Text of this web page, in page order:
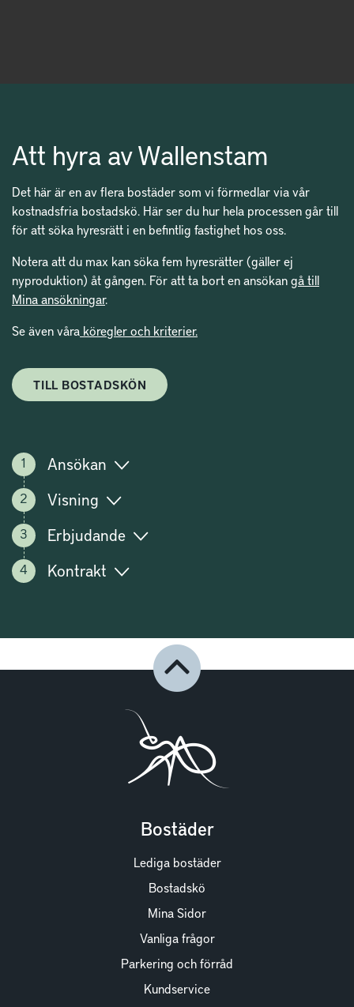
Att hyra av Wallenstam
Det här är en av flera bostäder som vi förmedlar via vår
kostnadsfria bostadskö. Här ser du hur hela processen går till
för att söka hyresrätt i en befintlig fastighet hos oss.
Notera att du max kan söka fem hyresrätter (gäller ej
nyproduktion) åt gången. För att ta bort en ansökangå till
Mina ansökningar.
Se även våra köregler och kriterier.
TILL BOSTADSKÖN
Ansökan
Visning
Erbjudande
Kontrakt
Bostäder
Lediga bostäder
Bostadskö
Mina Sidor
Vanliga frågor
Parkering och förråd
Kundservice